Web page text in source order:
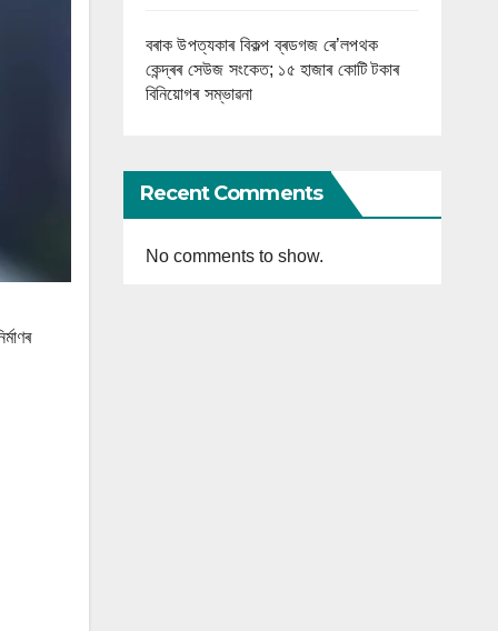
বৰাক উপত্যকাৰ বিকল্প ব্ৰডগজ ৰে’লপথক
কেন্দ্ৰৰ সেউজ সংকেত; ১৫ হাজাৰ কোটি টকাৰ
বিনিয়োগৰ সম্ভাৱনা
Recent Comments
No comments to show.